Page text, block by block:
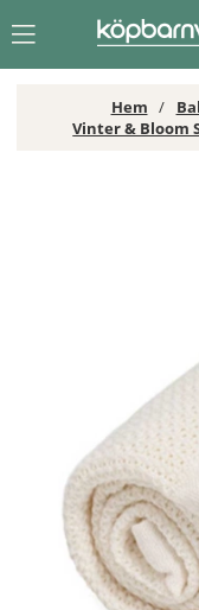
Hem
Vinter & Bloom